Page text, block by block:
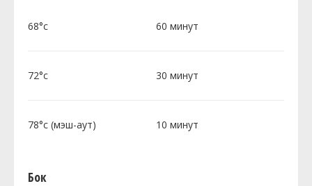
68°c 60 минут
72°c 30 минут
78°c (мэш-аут) 10 минут
Бок